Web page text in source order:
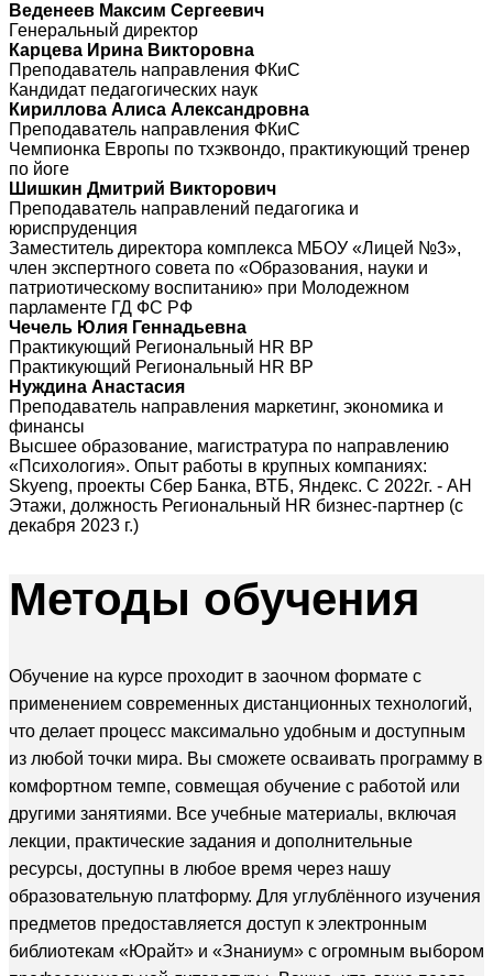
Веденеев Максим Сергеевич
Генеральный директор
Карцева Ирина Викторовна
Преподаватель направления ФКиС
Кандидат педагогических наук
Кириллова Алиса Александровна
Преподаватель направления ФКиС
Чемпионка Европы по тхэквондо, практикующий тренер
по йоге
Шишкин Дмитрий Викторович
Преподаватель направлений педагогика и
юриспруденция
Заместитель директора комплекса МБОУ «Лицей №3»,
член экспертного совета по «Образования, науки и
патриотическому воспитанию» при Молодежном
парламенте ГД ФС РФ
Чечель Юлия Геннадьевна
Практикующий Региональный HR BP
Практикующий Региональный HR BP
Нуждина Анастасия
Преподаватель направления маркетинг, экономика и
финансы
Высшее образование, магистратура по направлению
«Психология». Опыт работы в крупных компаниях:
Skyeng, проекты Сбер Банка, ВТБ, Яндекс. С 2022г. - АН
Этажи, должность Региональный HR бизнес-партнер (с
декабря 2023 г.)
Методы обучения
Обучение на курсе проходит в заочном формате с
применением современных дистанционных технологий,
что делает процесс максимально удобным и доступным
из любой точки мира. Вы сможете осваивать программу в
комфортном темпе, совмещая обучение с работой или
другими занятиями. Все учебные материалы, включая
лекции, практические задания и дополнительные
ресурсы, доступны в любое время через нашу
образовательную платформу. Для углублённого изучения
предметов предоставляется доступ к электронным
библиотекам «Юрайт» и «Знаниум» с огромным выбором